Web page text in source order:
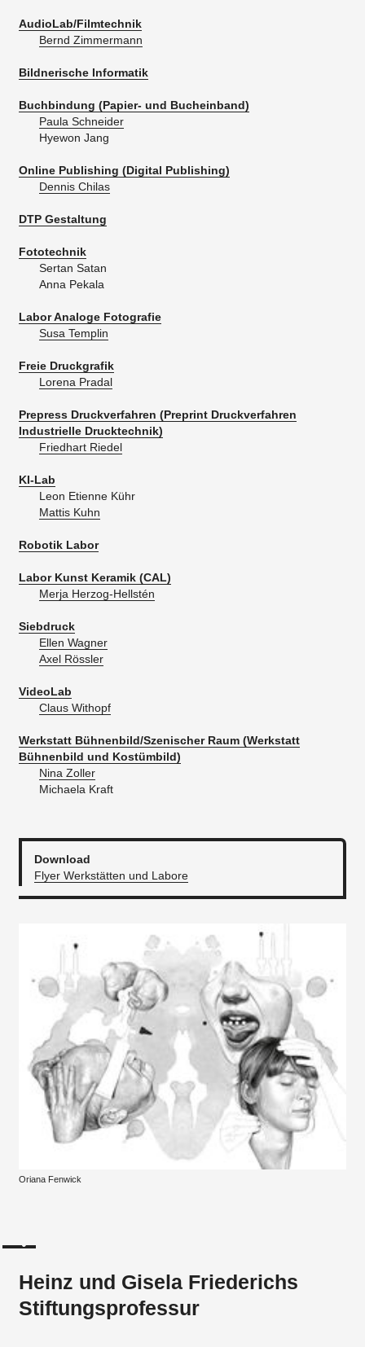
AudioLab/Filmtechnik
Bernd Zimmermann
Bildnerische Informatik
Buchbindung (Papier- und Bucheinband)
Paula Schneider
Hyewon Jang
Online Publishing (Digital Publishing)
Dennis Chilas
DTP Gestaltung
Fototechnik
Sertan Satan
Anna Pekala
Labor Analoge Fotografie
Susa Templin
Freie Druckgrafik
Lorena Pradal
Prepress Druckverfahren (Preprint Druckverfahren
Industrielle Drucktechnik)
Friedhart Riedel
KI-Lab
Leon Etienne Kühr
Mattis Kuhn
Robotik Labor
Labor Kunst Keramik (CAL)
Merja Herzog-Hellstén
Siebdruck
Ellen Wagner
Axel Rössler
VideoLab
Claus Withopf
Werkstatt Bühnenbild/Szenischer Raum (Werkstatt
Bühnenbild und Kostümbild)
Nina Zoller
Michaela Kraft
Download
Flyer Werkstätten und Labore
Oriana Fenwick
Heinz und Gisela Friederichs
Stiftungsprofessur